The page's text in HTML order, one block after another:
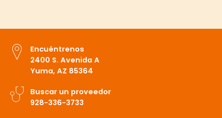
Encuéntrenos
2400 S. Avenida A
Yuma, AZ 85364
Buscar un proveedor
928-336-3733